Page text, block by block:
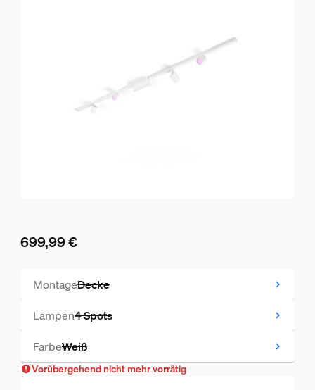
699,99 €
MontageDecke
Vorübergehend nicht mehr vorrätig
Lampen4 Spots
Vorübergehend nicht mehr vorrätig
FarbeWeiß
Vorübergehend nicht mehr vorrätig
Vorübergehend nicht mehr vorrätig